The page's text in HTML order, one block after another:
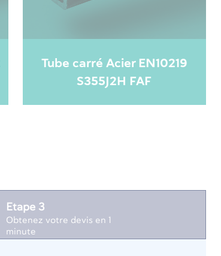
Tube carré Acier EN10219
S355J2H FAF
Etape 3
Obtenez votre devis en 1
minute